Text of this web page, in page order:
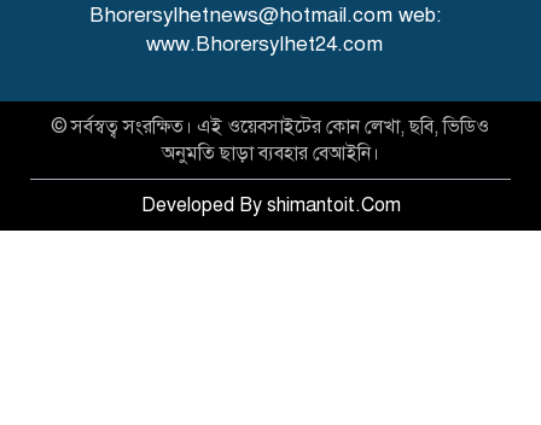
Bhorersylhetnews@hotmail.com web:
www.Bhorersylhet24.com
© সর্বস্বত্ব সংরক্ষিত। এই ওয়েবসাইটের কোন লেখা, ছবি, ভিডিও
অনুমতি ছাড়া ব্যবহার বেআইনি।
Developed By shimantoit.Com